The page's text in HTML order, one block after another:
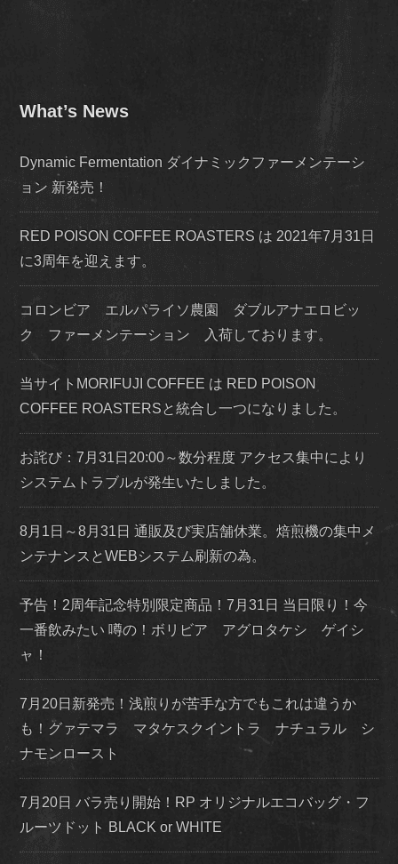
What’s News
Dynamic Fermentation ダイナミックファーメンテーシ
ョン 新発売！
RED POISON COFFEE ROASTERS は 2021年7月31日
に3周年を迎えます。
コロンビア エルパライソ農園 ダブルアナエロビッ
ク ファーメンテーション 入荷しております。
当サイトMORIFUJI COFFEE は RED POISON
COFFEE ROASTERSと統合し一つになりました。
お詫び：7月31日20:00～数分程度 アクセス集中により
システムトラブルが発生いたしました。
8月1日～8月31日 通販及び実店舗休業。焙煎機の集中メ
ンテナンスとWEBシステム刷新の為。
予告！2周年記念特別限定商品！7月31日 当日限り！今
一番飲みたい 噂の！ボリビア アグロタケシ ゲイシ
ャ！
7月20日新発売！浅煎りが苦手な方でもこれは違うか
も！グァテマラ マタケスクイントラ ナチュラル シ
ナモンロースト
7月20日 バラ売り開始！RP オリジナルエコバッグ・フ
ルーツドット BLACK or WHITE